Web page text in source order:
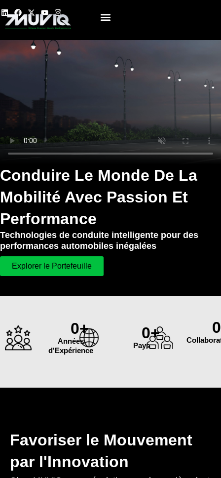
Conduire Le Monde De La
Mobilité Avec Passion Et
Performance
Technologies de conduite intelligente pour des
performances automobiles inégalées
Explorer le Portefeuille
Années
d'Expérience
0+
Pays
0+ 0
Favoriser le Mouvement
par l'Innovation